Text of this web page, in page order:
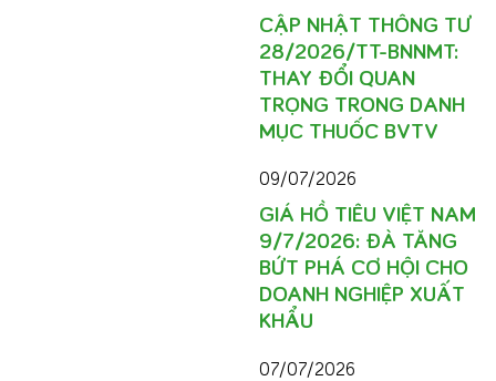
CẬP NHẬT THÔNG TƯ
28/2026/TT-BNNMT:
THAY ĐỔI QUAN
TRỌNG TRONG DANH
MỤC THUỐC BVTV
09/07/2026
GIÁ HỒ TIÊU VIỆT NAM
9/7/2026: ĐÀ TĂNG
BỨT PHÁ CƠ HỘI CHO
DOANH NGHIỆP XUẤT
KHẨU
07/07/2026